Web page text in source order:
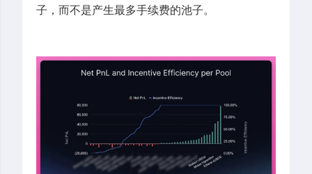
子，而不是产生最多手续费的池子。